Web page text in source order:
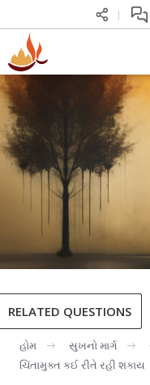
RELATED QUESTIONS
હોમ સુખનો માર્ગ
ચિંતામુક્ત કઈ રીતે રહી શકાય